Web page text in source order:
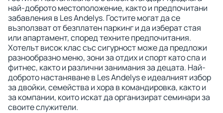
най-доброто местоположение, както и предпочитани
забавления в Les Andelys. Гостите могат да се
възползват от безплатен паркинг и да изберат стая
или апартамент, според техните предпочитания.
Хотелът висок клас със сигурност може да предложи
разнообразно меню, зони за отдих и спорт като спа и
фитнес, както и различни занимания за децата. Най-
доброто настаняване в Les Andelys е идеалният избор
за двойки, семейства и хора в командировка, както и
за компании, които искат да организират семинари за
своите служители.